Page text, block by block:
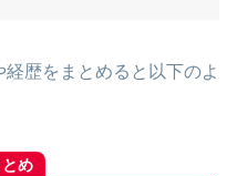
歴をまとめると以下のよ
め